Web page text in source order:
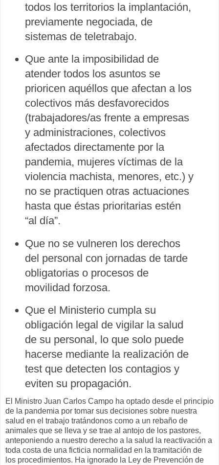
todos los territorios la implantación,
previamente negociada, de
sistemas de teletrabajo.
Que ante la imposibilidad de
atender todos los asuntos se
prioricen aquéllos que afectan a los
colectivos más desfavorecidos
(trabajadores/as frente a empresas
y administraciones, colectivos
afectados directamente por la
pandemia, mujeres víctimas de la
violencia machista, menores, etc.) y
no se practiquen otras actuaciones
hasta que éstas prioritarias estén
“al día”.
Que no se vulneren los derechos
del personal con jornadas de tarde
obligatorias o procesos de
movilidad forzosa.
Que el Ministerio cumpla su
obligación legal de vigilar la salud
de su personal, lo que solo puede
hacerse mediante la realización de
test que detecten los contagios y
eviten su propagación.
El Ministro Juan Carlos Campo ha optado desde el principio
de la pandemia por tomar sus decisiones sobre nuestra
salud en el trabajo tratándonos como a un rebaño de
animales que se lleva y se trae al antojo de los pastores,
anteponiendo a nuestro derecho a la salud la reactivación a
toda costa de una ficticia normalidad en la tramitación de
los procedimientos. Ha ignorado la Ley de Prevención de